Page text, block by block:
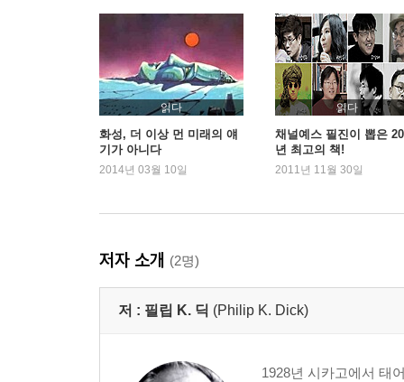
역자 후기
작가 연보
필립 K. 딕 저작 목록
읽다
화성, 더 이상 먼 미래의 얘
기가 아니다
2014년 03월 10일
읽다
채널예스 필진이 뽑은
년 최고의 책!
2011년 11월 30일
저자 소개 (2명)
저 : 필립 K. 딕 (Philip K. Dick)
1928년 시카고에서 태